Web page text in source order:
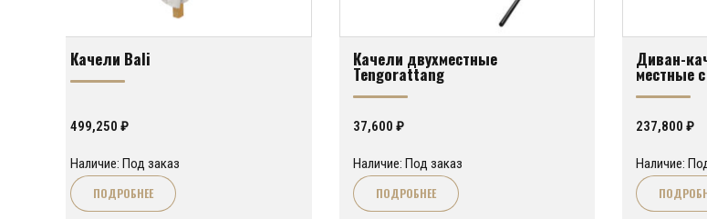
Качели Bali
499,250 ₽
Наличие: Под заказ
ПОДРОБНЕЕ
Качели двухместные
Tengorattang
37,600 ₽
Наличие: Под заказ
ПОДРОБНЕЕ
Диван-
местные
237,800 ₽
Наличие: